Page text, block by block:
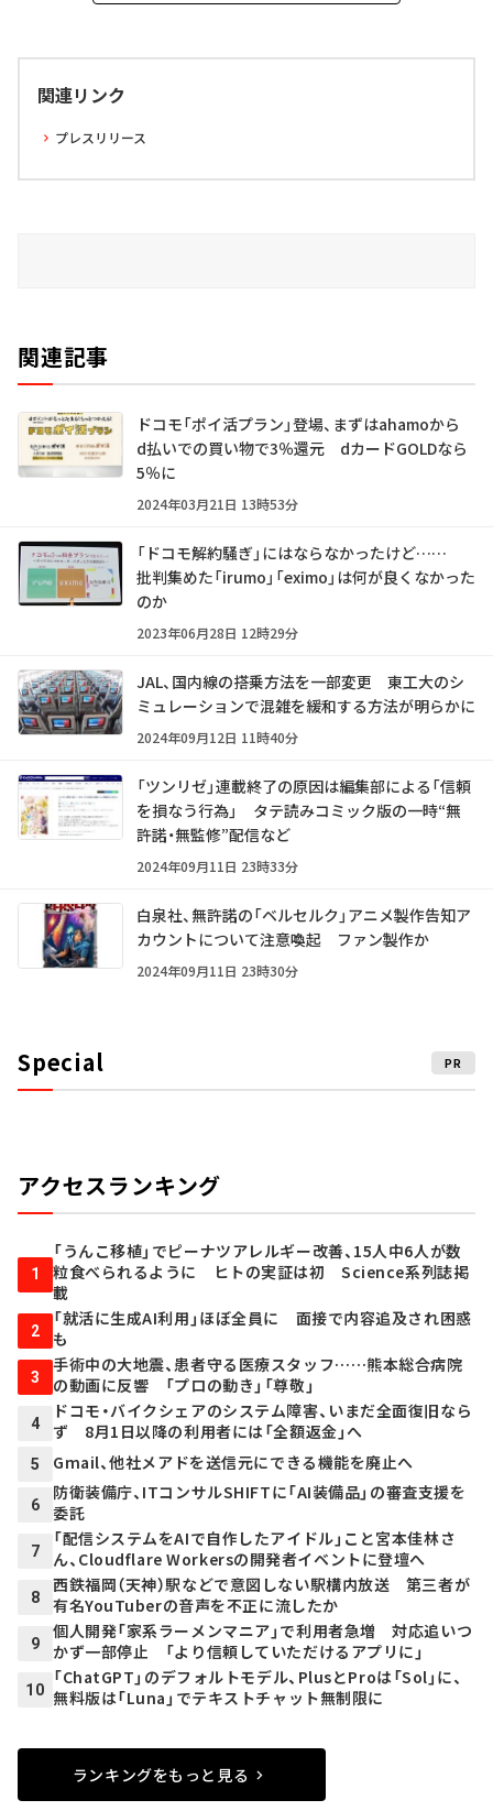
関連リンク
プレスリリース
関連記事
ドコモ「ポイ活プラン」登場、まずはahamoから
d払いでの買い物で3％還元 dカードGOLDなら
5％に
2024年03月21日 13時53分
「ドコモ解約騒ぎ」にはならなかったけど……
批判集めた「irumo」「eximo」は何が良くなかった
のか
2023年06月28日 12時29分
JAL、国内線の搭乗方法を一部変更 東工大のシ
ミュレーションで混雑を緩和する方法が明らかに
2024年09月12日 11時40分
「ツンリゼ」連載終了の原因は編集部による「信頼
を損なう行為」 タテ読みコミック版の一時“無
許諾・無監修”配信など
2024年09月11日 23時33分
白泉社、無許諾の「ベルセルク」アニメ製作告知ア
カウントについて注意喚起 ファン製作か
2024年09月11日 23時30分
Special PR
アクセスランキング
1
「うんこ移植」でピーナツアレルギー改善、15人中6人が数
粒食べられるように ヒトの実証は初 Science系列誌掲
載
2
「就活に生成AI利用」ほぼ全員に 面接で内容追及され困惑
も
3
手術中の大地震、患者守る医療スタッフ……熊本総合病院
の動画に反響 「プロの動き」「尊敬」
4
ドコモ・バイクシェアのシステム障害、いまだ全面復旧なら
ず 8月1日以降の利用者には「全額返金」へ
5 Gmail、他社メアドを送信元にできる機能を廃止へ
6
防衛装備庁、ITコンサルSHIFTに「AI装備品」の審査支援を
委託
7
「配信システムをAIで自作したアイドル」こと宮本佳林さ
ん、Cloudflare Workersの開発者イベントに登壇へ
8
西鉄福岡（天神）駅などで意図しない駅構内放送 第三者が
有名YouTuberの音声を不正に流したか
9
個人開発「家系ラーメンマニア」で利用者急増 対応追いつ
かず一部停止 「より信頼していただけるアプリに」
10
「ChatGPT」のデフォルトモデル、PlusとProは「Sol」に、
無料版は「Luna」でテキストチャット無制限に
ランキングをもっと見る